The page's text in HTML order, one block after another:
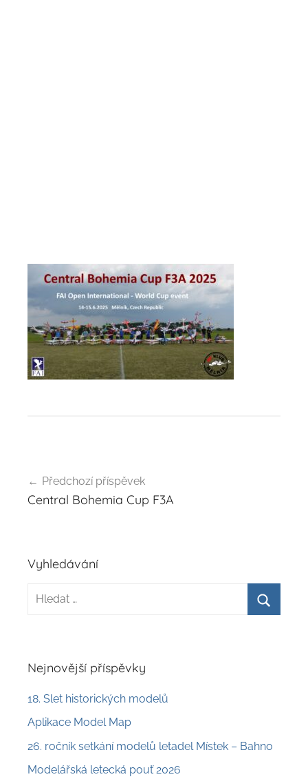
pro
Předchozí příspěvek
Central Bohemia Cup F3A
Vyhledávání
Hledat:
Nejnovější příspěvky
18. Slet historických modelů
Aplikace Model Map
26. ročník setkání modelů letadel Místek – Bahno
Modelářská letecká pouť 2026